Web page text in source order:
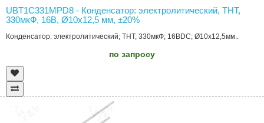
UBT1C331MPD8 - Конденсатор: электролитический, THT,
330мкФ, 16В, Ø10x12,5 мм, ±20%
Конденсатор: электролитический; THT; 330мкФ; 16ВDC; Ø10x12,5мм..
по запросу